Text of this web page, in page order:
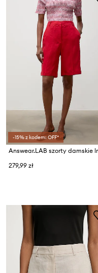
-15% z kodem: OFF*
279,99 zł